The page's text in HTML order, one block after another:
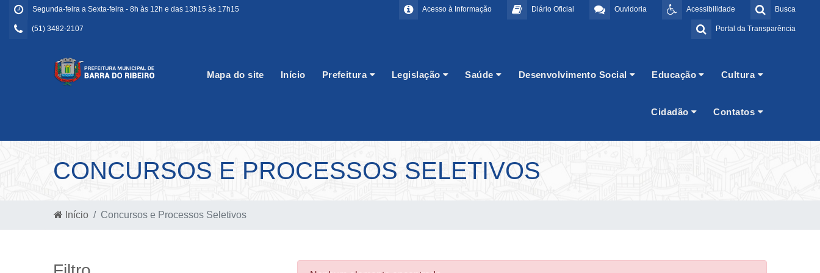
Segunda-feira a Sexta-feira - 8h às 12h e das 13h15 às 17h15
(51) 3482-2107
Busca
Acessibilidade
Ouvidoria
Diário Oficial
Acesso à Informação
Portal da Transparência
Mapa do site Início Prefeitura Legislação Saúde Desenvolvimento Social Educação Cultura
Cidadão Contatos
CONCURSOS E PROCESSOS SELETIVOS
Início Concursos e Processos Seletivos